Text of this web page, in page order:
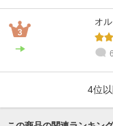
オ
4位